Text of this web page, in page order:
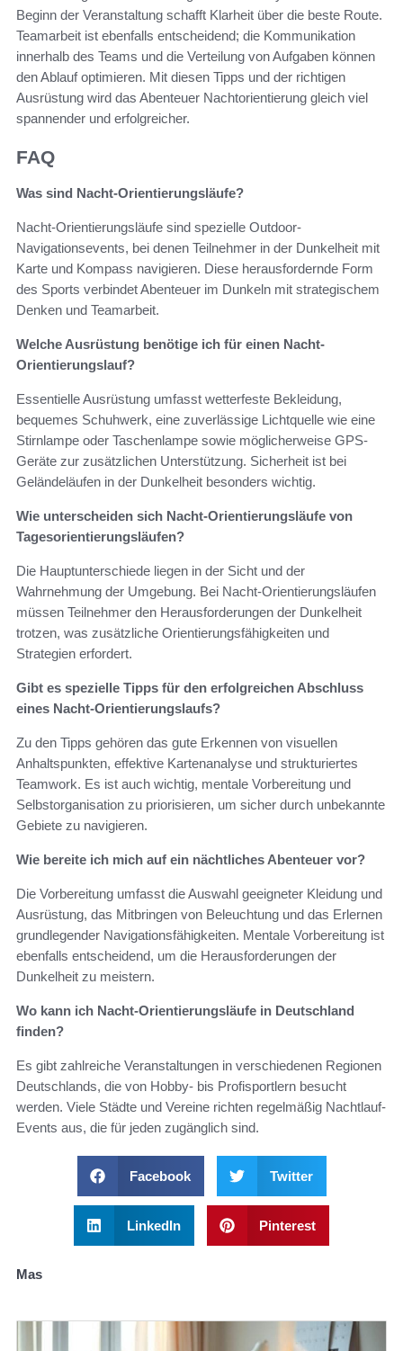
Beginn der Veranstaltung schafft Klarheit über die beste Route.
Teamarbeit ist ebenfalls entscheidend; die Kommunikation
innerhalb des Teams und die Verteilung von Aufgaben können
den Ablauf optimieren. Mit diesen Tipps und der richtigen
Ausrüstung wird das Abenteuer Nachtorientierung gleich viel
spannender und erfolgreicher.
FAQ
Was sind Nacht-Orientierungsläufe?
Nacht-Orientierungsläufe sind spezielle Outdoor-
Navigationsevents, bei denen Teilnehmer in der Dunkelheit mit
Karte und Kompass navigieren. Diese herausfordernde Form
des Sports verbindet Abenteuer im Dunkeln mit strategischem
Denken und Teamarbeit.
Welche Ausrüstung benötige ich für einen Nacht-
Orientierungslauf?
Essentielle Ausrüstung umfasst wetterfeste Bekleidung,
bequemes Schuhwerk, eine zuverlässige Lichtquelle wie eine
Stirnlampe oder Taschenlampe sowie möglicherweise GPS-
Geräte zur zusätzlichen Unterstützung. Sicherheit ist bei
Geländeläufen in der Dunkelheit besonders wichtig.
Wie unterscheiden sich Nacht-Orientierungsläufe von
Tagesorientierungsläufen?
Die Hauptunterschiede liegen in der Sicht und der
Wahrnehmung der Umgebung. Bei Nacht-Orientierungsläufen
müssen Teilnehmer den Herausforderungen der Dunkelheit
trotzen, was zusätzliche Orientierungsfähigkeiten und
Strategien erfordert.
Gibt es spezielle Tipps für den erfolgreichen Abschluss
eines Nacht-Orientierungslaufs?
Zu den Tipps gehören das gute Erkennen von visuellen
Anhaltspunkten, effektive Kartenanalyse und strukturiertes
Teamwork. Es ist auch wichtig, mentale Vorbereitung und
Selbstorganisation zu priorisieren, um sicher durch unbekannte
Gebiete zu navigieren.
Wie bereite ich mich auf ein nächtliches Abenteuer vor?
Die Vorbereitung umfasst die Auswahl geeigneter Kleidung und
Ausrüstung, das Mitbringen von Beleuchtung und das Erlernen
grundlegender Navigationsfähigkeiten. Mentale Vorbereitung ist
ebenfalls entscheidend, um die Herausforderungen der
Dunkelheit zu meistern.
Wo kann ich Nacht-Orientierungsläufe in Deutschland
finden?
Es gibt zahlreiche Veranstaltungen in verschiedenen Regionen
Deutschlands, die von Hobby- bis Profisportlern besucht
werden. Viele Städte und Vereine richten regelmäßig Nachtlauf-
Events aus, die für jeden zugänglich sind.
Facebook Twitter
LinkedIn Pinterest
Mas